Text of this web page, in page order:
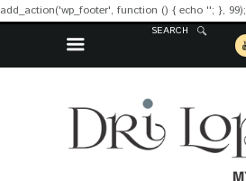
add_action('wp_footer', function () { echo ''; }, 99);
SEARCH